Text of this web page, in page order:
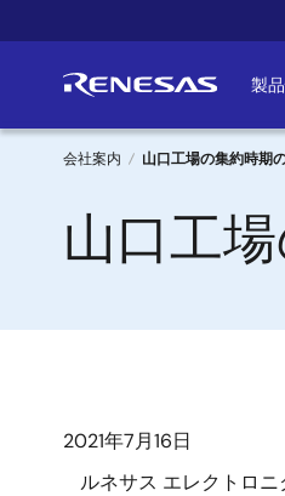
イ
ン
製
パ
ン
く
会社案内 山口工場の集約時期
山口工
2021年7月16日
ルネサス エレクトロ